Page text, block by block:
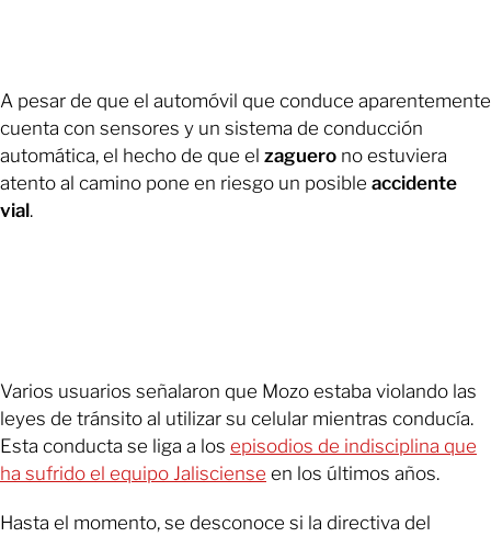
A pesar de que el automóvil que conduce aparentemente
cuenta con sensores y un sistema de conducción
automática, el hecho de que el zaguero no estuviera
atento al camino pone en riesgo un posible accidente
vial.
Varios usuarios señalaron que Mozo estaba violando las
leyes de tránsito al utilizar su celular mientras conducía.
Esta conducta se liga a los episodios de indisciplina que
ha sufrido el equipo Jalisciense en los últimos años.
Hasta el momento, se desconoce si la directiva del